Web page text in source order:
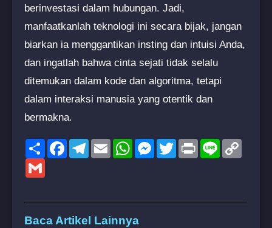
berinvestasi dalam hubungan. Jadi,
manfaatkanlah teknologi ini secara bijak, jangan
biarkan ia menggantikan insting dan intuisi Anda,
dan ingatlah bahwa cinta sejati tidak selalu
ditemukan dalam kode dan algoritma, tetapi
dalam interaksi manusia yang otentik dan
bermakna.
ShareFacebookTelegram
EmailWhatsAppMessenger
TwitterPrint Line
Baca Artikel Lainnya